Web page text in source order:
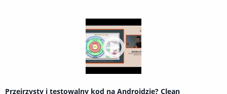
Przejrzysty i testowalny kod na Androidzie? Clean